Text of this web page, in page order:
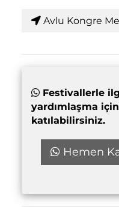
Avlu Kongre
Festivallerle
yardımlaşma
katılabilirsiniz.
Hemen